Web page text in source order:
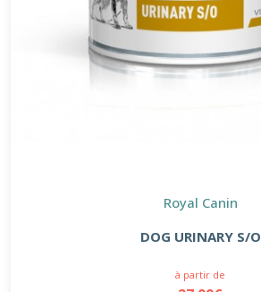
Royal Canin
DOG URINARY S/O
à partir de